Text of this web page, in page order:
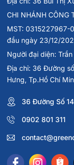
CHI NHÁNH CÔNG
MST: 0315227967-
đầu ngày 23/12/
Người đại diện:
Địa chỉ: 36 Đường
Hưng, Tp.Hồ Chí
36 Đường Số
0902 801 311